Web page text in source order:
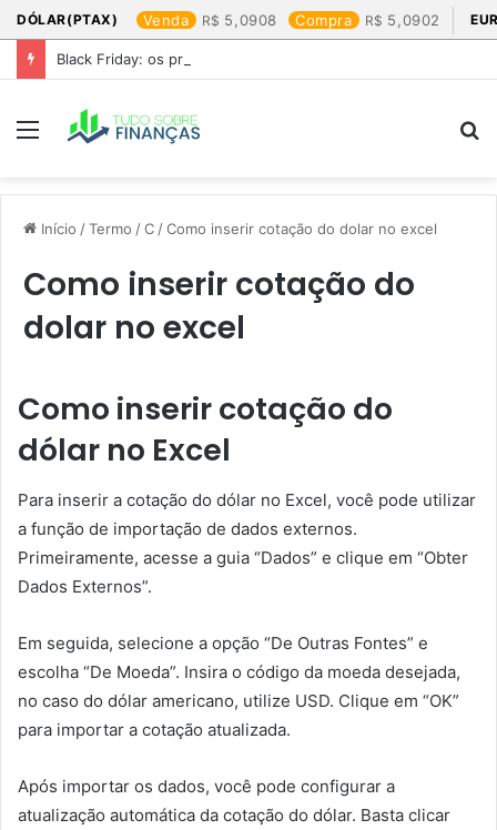
DÓLAR(PTAX) Venda 5,0908 Compra 5,0902
Black Friday: os produtos que mais valem a pena
Menu
Início /Termo /C /Como inserir cotação do dolar no excel​
Como inserir cotação do
dolar no excel​
Como inserir cotação do
dólar no Excel
Para inserir a cotação do dólar no Excel, você pode utilizar
a função de importação de dados externos.
Primeiramente, acesse a guia “Dados” e clique em “Obter
Dados Externos”.
Em seguida, selecione a opção “De Outras Fontes” e
escolha “De Moeda”. Insira o código da moeda desejada,
no caso do dólar americano, utilize USD. Clique em “OK”
para importar a cotação atualizada.
Após importar os dados, você pode configurar a
atualização automática da cotação do dólar. Basta clicar